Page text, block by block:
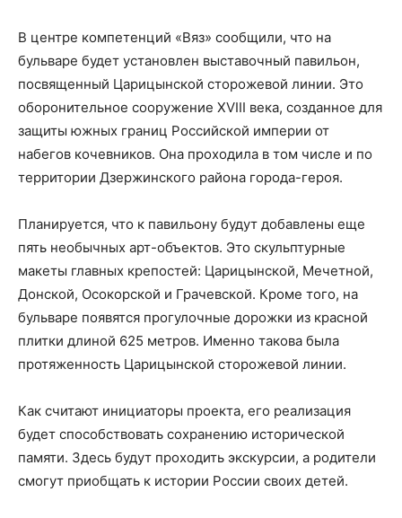
В центре компетенций «Вяз» сообщили, что на
бульваре будет установлен выставочный павильон,
посвященный Царицынской сторожевой линии. Это
оборонительное сооружение XVIII века, созданное для
защиты южных границ Российской империи от
набегов кочевников. Она проходила в том числе и по
территории Дзержинского района города-героя.
Планируется, что к павильону будут добавлены еще
пять необычных арт-объектов. Это скульптурные
макеты главных крепостей: Царицынской, Мечетной,
Донской, Осокорской и Грачевской. Кроме того, на
бульваре появятся прогулочные дорожки из красной
плитки длиной 625 метров. Именно такова была
протяженность Царицынской сторожевой линии.
Как считают инициаторы проекта, его реализация
будет способствовать сохранению исторической
памяти. Здесь будут проходить экскурсии, а родители
смогут приобщать к истории России своих детей.